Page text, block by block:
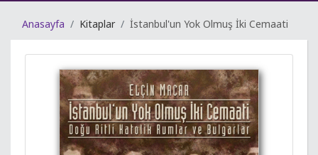
Anasayfa Kitaplar İstanbul'un Yok Olmuş İki Cemaati